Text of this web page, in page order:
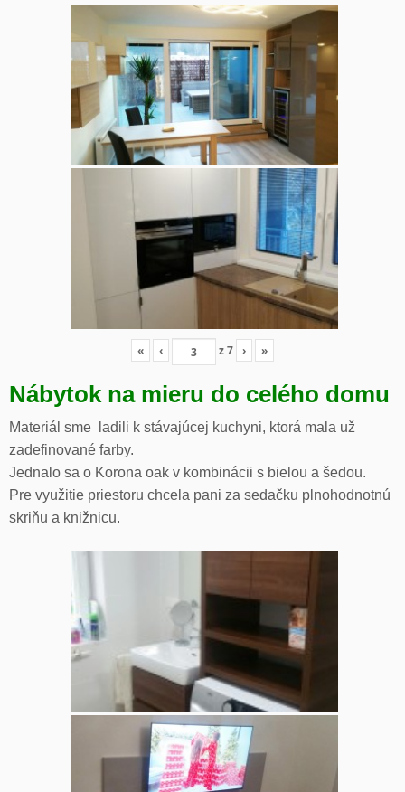
« ‹ z7 › »
Nábytok na mieru do celého domu
Materiál sme ladili k stávajúcej kuchyni, ktorá mala už
zadefinované farby.
Jednalo sa o Korona oak v kombinácii s bielou a šedou.
Pre využitie priestoru chcela pani za sedačku plnohodnotnú
skriňu a knižnicu.